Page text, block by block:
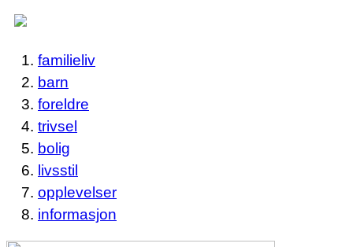
familieliv
barn
foreldre
trivsel
bolig
livsstil
opplevelser
informasjon